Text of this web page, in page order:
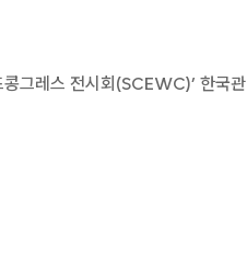
그레스 전시회(SCEWC)’ 한국관